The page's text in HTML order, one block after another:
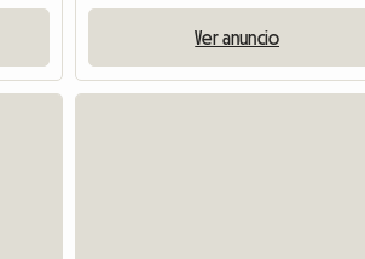
Ver anuncio